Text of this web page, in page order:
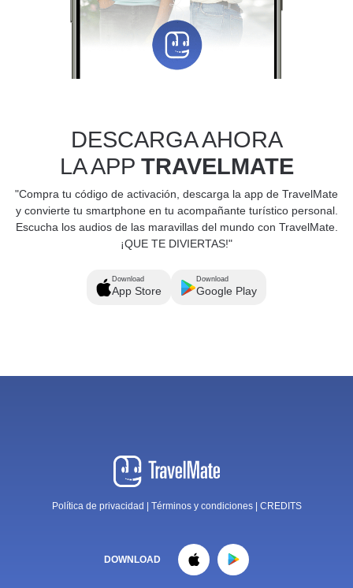
DESCARGA AHORA
LA APP TRAVELMATE
"Compra tu código de activación, descarga la app de TravelMate
y convierte tu smartphone en tu acompañante turístico personal.
Escucha los audios de las maravillas del mundo con TravelMate.
¡QUE TE DIVIERTAS!"
Download
App Store
Download
Google Play
Política de privacidad Términos y condiciones CREDITS
DOWNLOAD